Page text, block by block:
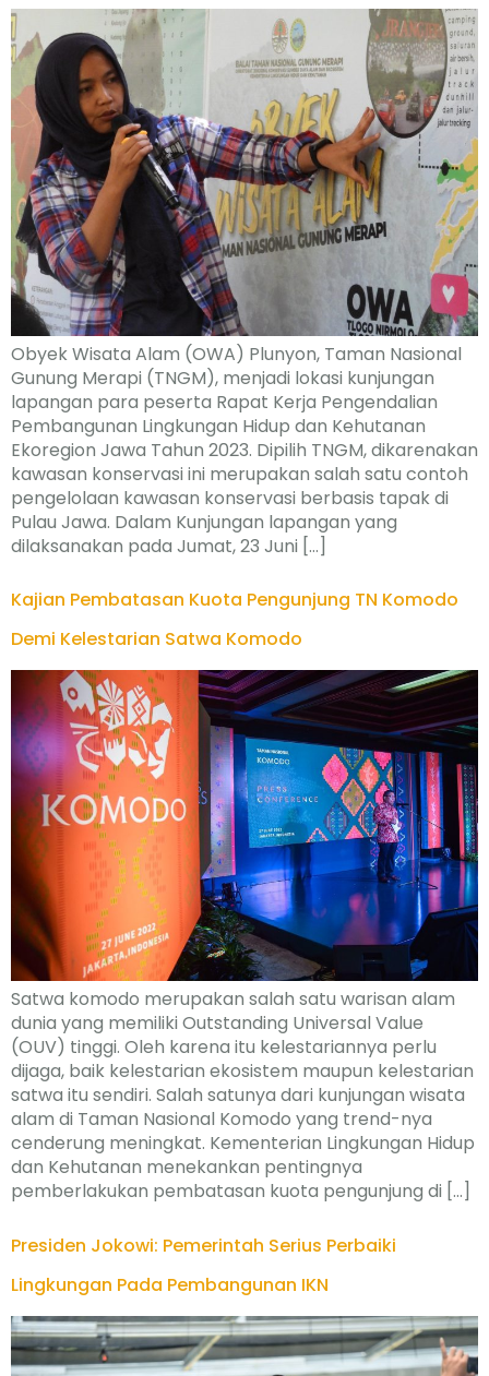
Obyek Wisata Alam (OWA) Plunyon, Taman Nasional
Gunung Merapi (TNGM), menjadi lokasi kunjungan
lapangan para peserta Rapat Kerja Pengendalian
Pembangunan Lingkungan Hidup dan Kehutanan
Ekoregion Jawa Tahun 2023. Dipilih TNGM, dikarenakan
kawasan konservasi ini merupakan salah satu contoh
pengelolaan kawasan konservasi berbasis tapak di
Pulau Jawa. Dalam Kunjungan lapangan yang
dilaksanakan pada Jumat, 23 Juni […]
Kajian Pembatasan Kuota Pengunjung TN Komodo
Demi Kelestarian Satwa Komodo
Satwa komodo merupakan salah satu warisan alam
dunia yang memiliki Outstanding Universal Value
(OUV) tinggi. Oleh karena itu kelestariannya perlu
dijaga, baik kelestarian ekosistem maupun kelestarian
satwa itu sendiri. Salah satunya dari kunjungan wisata
alam di Taman Nasional Komodo yang trend-nya
cenderung meningkat. Kementerian Lingkungan Hidup
dan Kehutanan menekankan pentingnya
pemberlakukan pembatasan kuota pengunjung di […]
Presiden Jokowi: Pemerintah Serius Perbaiki
Lingkungan Pada Pembangunan IKN